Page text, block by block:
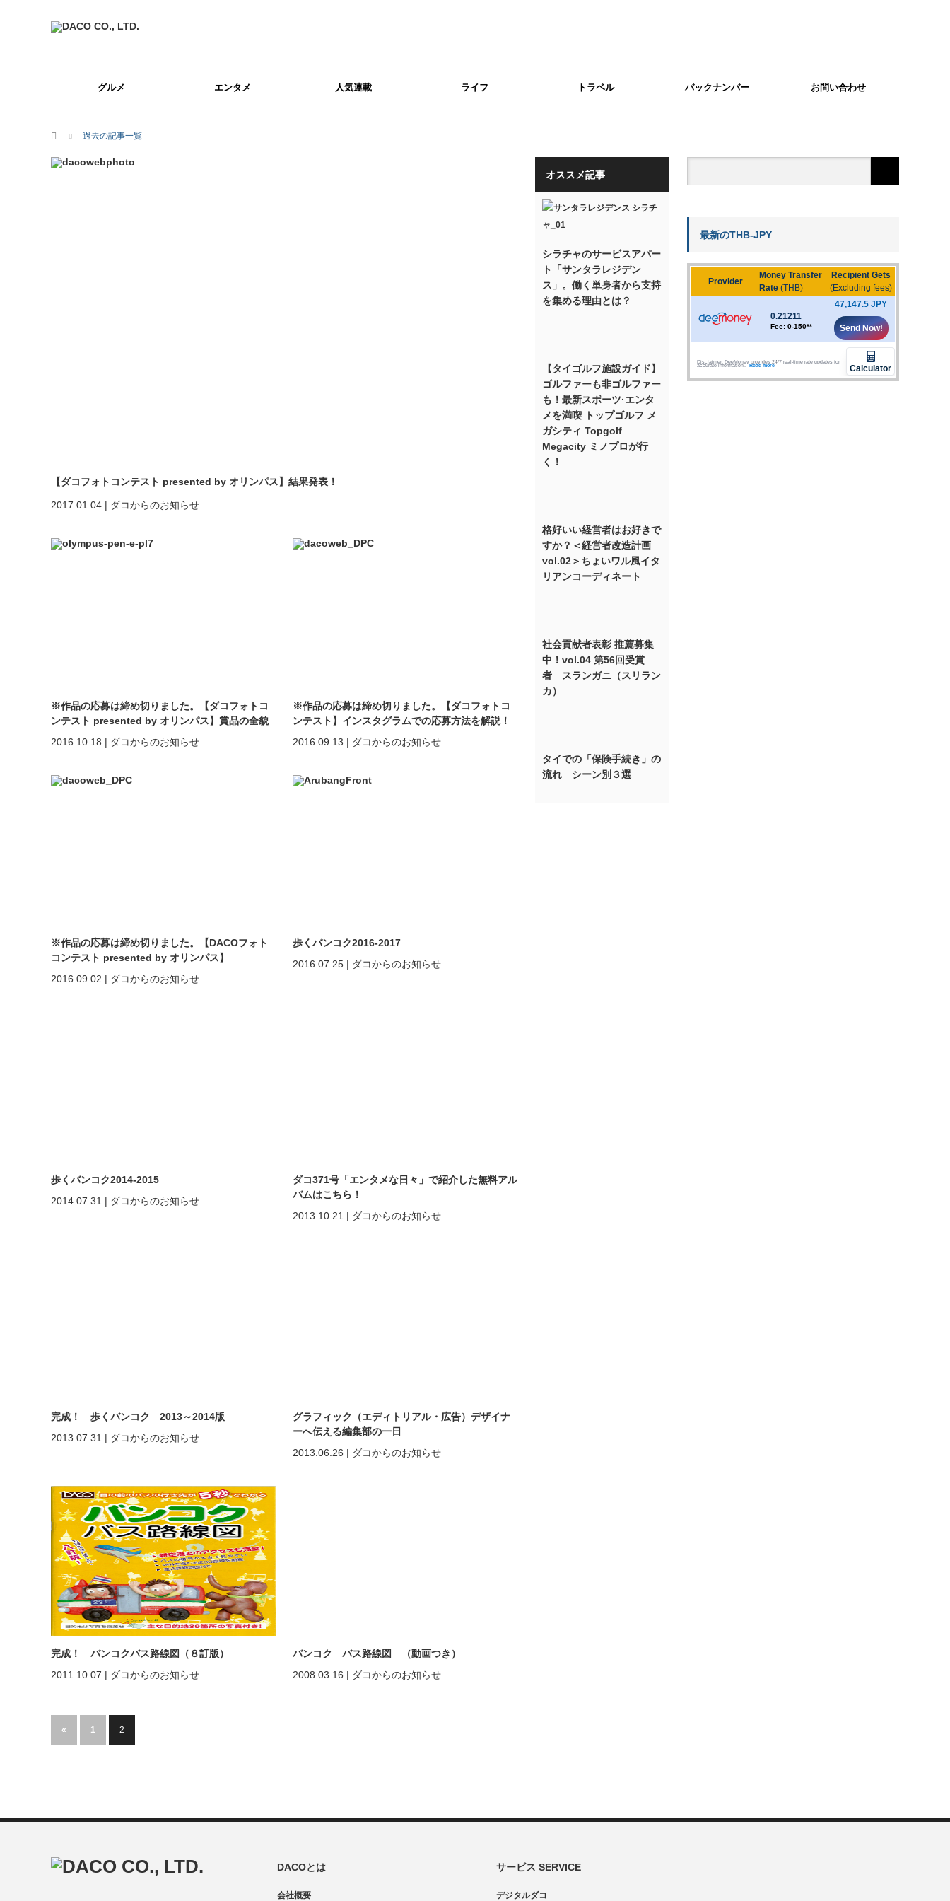
グルメ エンタメ 人気連載 ライフ トラベル バックナンバー お問い合わせ
ホーム 過去の記事一覧
【ダコフォトコンテスト presented by オリンパス】結果発表！
2017.01.04 | ダコからのお知らせ
※作品の応募は締め切りました。【ダコフォトコ
ンテスト presented by オリンパス】賞品の全貌
2016.10.18 | ダコからのお知らせ
※作品の応募は締め切りました。【ダコフォトコ
ンテスト】インスタグラムでの応募方法を解説！
2016.09.13 | ダコからのお知らせ
※作品の応募は締め切りました。【DACOフォト
コンテスト presented by オリンパス】
2016.09.02 | ダコからのお知らせ
歩くバンコク2016-2017
2016.07.25 | ダコからのお知らせ
歩くバンコク2014-2015
2014.07.31 | ダコからのお知らせ
ダコ371号「エンタメな日々」で紹介した無料アル
バムはこちら！
2013.10.21 | ダコからのお知らせ
完成！ 歩くバンコク 2013～2014版
2013.07.31 | ダコからのお知らせ
グラフィック（エディトリアル・広告）デザイナ
ーへ伝える編集部の一日
2013.06.26 | ダコからのお知らせ
完成！ バンコクバス路線図（８訂版）
2011.10.07 | ダコからのお知らせ
バンコク バス路線図 （動画つき）
2008.03.16 | ダコからのお知らせ
« 1 2
オススメ記事
シラチャのサービスアパー
ト「サンタラレジデン
ス」。働く単身者から支持
を集める理由とは？
【タイゴルフ施設ガイド】
ゴルファーも非ゴルファー
も！最新スポーツ·エンタ
メを満喫 トップゴルフ メ
ガシティ Topgolf
Megacity ミノプロが行
く！
格好いい経営者はお好きで
すか？＜経営者改造計画
vol.02＞ちょいワル風イタ
リアンコーディネート
社会貢献者表彰 推薦募集
中！vol.04 第56回受賞
者 スランガニ（スリラン
カ）
タイでの「保険手続き」の
流れ シーン別３選
最新のTHB-JPY
DACOとは
会社概要
サービス SERVICE
デジタルダコ